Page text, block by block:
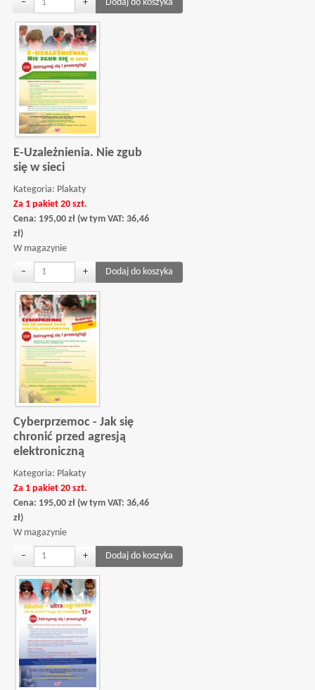
− +
E-Uzależnienia. Nie zgub
się w sieci
Kategoria: Plakaty
Za 1 pakiet 20 szt.
Cena: 195,00 zł (w tym VAT: 36,46
zł)
W magazynie
− +
Cyberprzemoc - Jak się
chronić przed agresją
elektroniczną
Kategoria: Plakaty
Za 1 pakiet 20 szt.
Cena: 195,00 zł (w tym VAT: 36,46
zł)
W magazynie
− +